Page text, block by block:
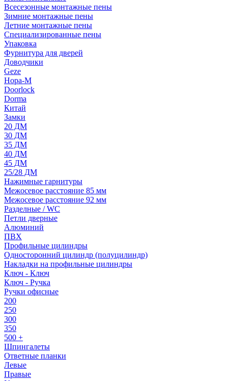
Всесезонные монтажные пены
Зимние монтажные пены
Летние монтажные пены
Специализированные пены
Упаковка
Фурнитура для дверей
Доводчики
Geze
Нора-М
Doorlock
Dorma
Китай
Замки
20 ДМ
30 ДМ
35 ДМ
40 ДМ
45 ДМ
25/28 ДМ
Нажимные гарнитуры
Межосевое расстояние 85 мм
Межосевое расстояние 92 мм
Разделные / WC
Петли дверные
Алюминий
ПВХ
Профильные цилиндры
Односторонний цилиндр (полуцилиндр)
Накладки на профильные цилиндры
Ключ - Ключ
Ключ - Ручка
Ручки офисные
200
250
300
350
500 +
Шпингалеты
Ответные планки
Левые
Правые